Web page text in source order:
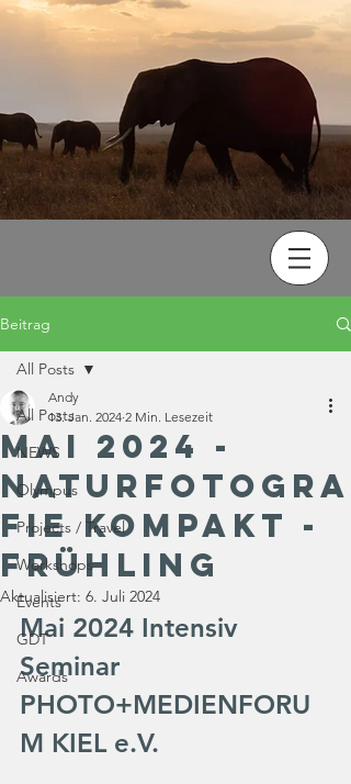
Beitrag
All Posts
NEWS
Olympus
Projects / Travel
Workshops
Events
GDT
Awards
All Posts
Mai 2024 -
Naturfotogra
fie kompakt -
Frühling
Andy
13. Jan. 2024 2 Min. Lesezeit
Aktualisiert: 6. Juli 2024
Mai 2024 Intensiv
Seminar
PHOTO+MEDIENFORU
M KIEL e.V.